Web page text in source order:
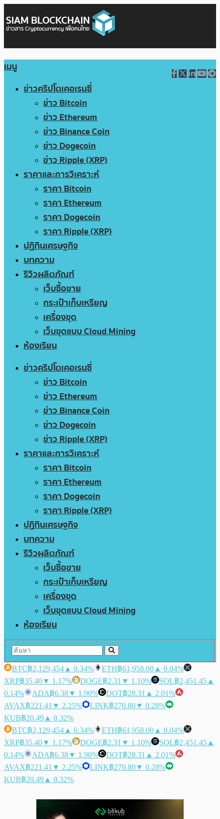
เมนู
ข่าวคริปโตเคอเรนซี่
ข่าว Bitcoin
ข่าว Ethereum
ข่าว Binance Coin
ข่าว Dogecoin
ข่าว Ripple (XRP)
ราคาและการวิเคราะห์
ราคา Bitcoin
ราคา Ethereum
ราคา Dogecoin
ราคา Ripple (XRP)
ปฏิทินเศรษฐกิจ
บทความ
รีวิวผลิตภัณฑ์
เว็บซื้อขาย
กระเป๋าเก็บเหรียญ
เครื่องขุด
เว็บขุดแบบ Cloud Mining
ห้องเรียน
ข่าวคริปโตเคอเรนซี่
ข่าว Bitcoin
ข่าว Ethereum
ข่าว Binance Coin
ข่าว Dogecoin
ข่าว Ripple (XRP)
ราคาและการวิเคราะห์
ราคา Bitcoin
ราคา Ethereum
ราคา Dogecoin
ราคา Ripple (XRP)
ปฏิทินเศรษฐกิจ
บทความ
รีวิวผลิตภัณฑ์
เว็บซื้อขาย
กระเป๋าเก็บเหรียญ
เครื่องขุด
เว็บขุดแบบ Cloud Mining
ห้องเรียน
BTC฿2,129,454 ▲ 0.34% ETH฿61,958.00 ▲ 0.04%
XRP฿35.40▼ 1.17% DOGE฿2.31 ▼ 1.10% SOL฿2,451.45 ▲
0.14%
ADA฿6.38▼ 1.90% DOT฿28.31 ▲ 2.01%
AVAX฿221.41 ▼ 2.25% LINK฿270.80▼ 0.28%
KUB฿20.49 ▲ 0.32%
BTC฿2,129,454 ▲ 0.34% ETH฿61,958.00 ▲ 0.04%
XRP฿35.40▼ 1.17% DOGE฿2.31 ▼ 1.10% SOL฿2,451.45 ▲
0.14%
ADA฿6.38▼ 1.90% DOT฿28.31 ▲ 2.01%
AVAX฿221.41 ▼ 2.25% LINK฿270.80▼ 0.28%
KUB฿20.49 ▲ 0.32%